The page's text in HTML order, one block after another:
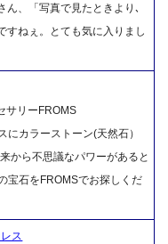
ん、「写真で見たときより､
すねぇ。とても気に入りまし
サリーFROMS
にカラーストーン(天然石）
から不思議なパワーがあると
宝石をFROMSでお探しくだ
ス